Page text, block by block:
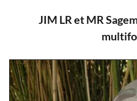
JIM LR et MR